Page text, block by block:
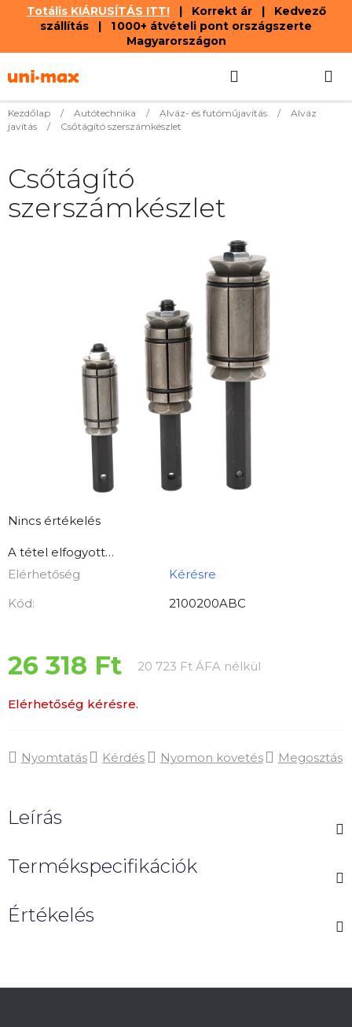
Totális KIÁRUSÍTÁS ITT!| Korrekt ár | Kedvező
szállítás | 1 000+ átvételi pont országszerte
Magyarországon
tartalomhoz
KOSÁR
Kezdőlap / Autótechnika / Alváz- és futóműjavítás /
Alváz
javítás
/ Csőtágító szerszámkészlet
A
átlagos
értékelése
5-
csillag.
Nincs értékelés
A tétel elfogyott…
Elérhetőség
Kérésre
Kód:
2100200ABC
26 318 Ft 20 723 Ft ÁFA nélkül
Elérhetőség kérésre.
Nyomtatás Kérdés Nyomon követés Megosztás
Csőtágító
szerszámkészlet
Leírás
Termékspecifikációk
Értékelés